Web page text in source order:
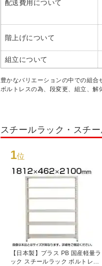
配送費用について
階上げについて
組立について
豊かなバリエーションの中での組合
ボルトレスの為、段変更、組立、解
スチールラック・スチ
1位
【日本製】プラス PB 国産軽量ラ
ック スチールラック ボルトレス